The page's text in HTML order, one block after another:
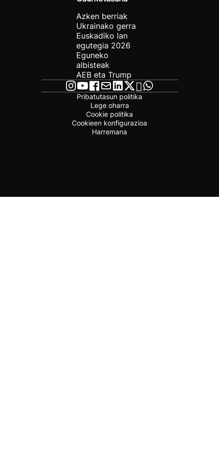
Azken berriak
Ukrainako gerra
Euskadiko lan
egutegia 2026
Eguneko
albisteak
AEB eta Trump
Pribatutasun politika
Lege oharra
Cookie politika
Cookieen konfigurazioa
Harremana